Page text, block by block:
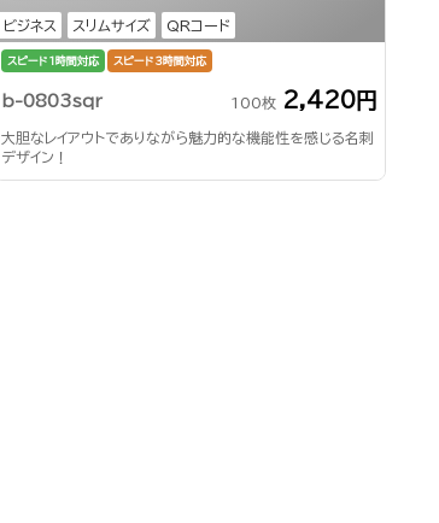
ビジネス スリムサイズ QRコード
スピード1時間対応 スピード3時間対応
b-0803sqr 100枚 2,420円
大胆なレイアウトでありながら魅力的な機能性を感じる名刺
デザイン！